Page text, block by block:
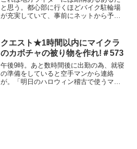
と思う。都心部に行くほどバイク駐輪場
が充実していて、事前にネットから予約
車置き場はあってもバイク置き場は無い
パターンは多い。大きな店...
クエスト★1時間以内にマイクラ
のカボチャの被り物を作れ!＃573
午後9時。あと数時間後に出勤の為、就寝
の準備をしていると空手マンから連絡
が。「明日のハロウィン稽古で使うマイ